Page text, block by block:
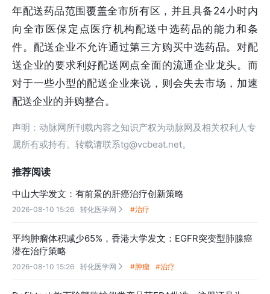
年配送药品范围覆盖全市所有区，并且具备24小时内
向全市医保定点医疗机构配送中选药品的能力和条
件。配送企业不允许通过第三方购买中选药品。对配
送企业的要求利好配送网点全面的流通企业龙头。而
对于一些小型的配送企业来说，则会失去市场，加速
配送企业的并购整合。
声明：动脉网所刊载内容之知识产权为动脉网及相关权利人专
属所有或持有。转载请联系tg@vcbeat.net。
推荐阅读
中山大学发文：有前景的肝癌治疗创新策略
2026-08-10 15:26 转化医学网  #治疗
平均肿瘤体积减少65%，香港大学发文：EGFR突变型肺腺癌
潜在治疗策略
2026-08-10 15:26 转化医学网  #肿瘤 #治疗